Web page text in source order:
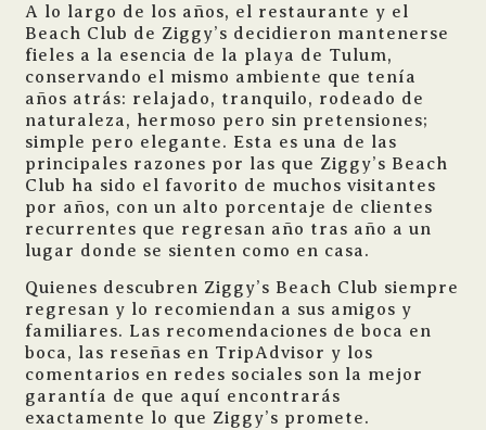
A lo largo de los años, el restaurante y el
Beach Club de Ziggy’s decidieron mantenerse
fieles a la esencia de la playa de Tulum,
conservando el mismo ambiente que tenía
años atrás: relajado, tranquilo, rodeado de
naturaleza, hermoso pero sin pretensiones;
simple pero elegante. Esta es una de las
principales razones por las que Ziggy’s Beach
Club ha sido el favorito de muchos visitantes
por años, con un alto porcentaje de clientes
recurrentes que regresan año tras año a un
lugar donde se sienten como en casa.
Quienes descubren Ziggy’s Beach Club siempre
regresan y lo recomiendan a sus amigos y
familiares. Las recomendaciones de boca en
boca, las reseñas en TripAdvisor y los
comentarios en redes sociales son la mejor
garantía de que aquí encontrarás
exactamente lo que Ziggy’s promete.